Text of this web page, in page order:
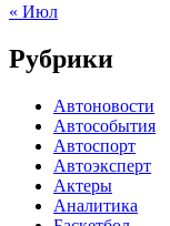
« Июл
Рубрики
Автоновости
Автособытия
Автоспорт
Автоэксперт
Актеры
Аналитика